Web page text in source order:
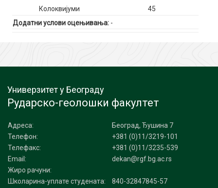
Колоквијуми
45
Додатни услови оцењивања: -
Универзитет у Београду
Рударско-геолошки факултет
Адреса:
Београд, Ђушина 7
Телефон:
+381 (0)11/3219-101
Телефакс:
+381 (0)11/3235-539
Email:
dekan@rgf.bg.ac.rs
Жиро рачуни:
Школарина-уплате студената:
840-32847845-57